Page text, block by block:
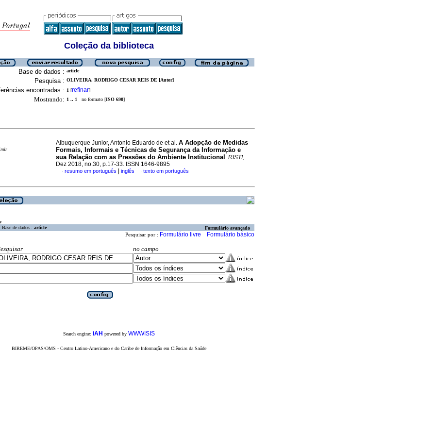
Coleção da biblioteca
Base de dados : article
Pesquisa : OLIVEIRA, RODRIGO CESAR REIS DE [Autor]
encontradas : 1 [refinar]
Mostrando: 1 .. 1 no formato [ISO 690]
Albuquerque Junior, Antonio Eduardo de et al. A Adopção de Medidas
Formais, Informais e Técnicas de Segurança da Informação e
sua Relação com as Pressões do Ambiente Institucional . RISTI,
Dez 2018, no.30, p.17-33. ISSN 1646-9895
· resumo em português inglês · texto em português
Base de dados : article Formulário avançado
Pesquisar por : Formulário livre Formulário básico
no campo
Search engine: iAH powered by WWWISIS
BIREME/OPAS/OMS - Centro Latino-Americano e do Caribe de Informação em Ciências da Saúde